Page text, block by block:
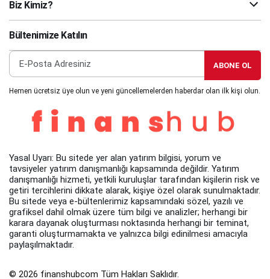
Biz Kimiz?
Bültenimize Katılın
ABONE OL
Hemen ücretsiz üye olun ve yeni güncellemelerden haberdar olan ilk kişi olun.
Yasal Uyarı: Bu sitede yer alan yatırım bilgisi, yorum ve
tavsiyeler yatırım danışmanlığı kapsamında değildir. Yatırım
danışmanlığı hizmeti, yetkili kuruluşlar tarafından kişilerin risk ve
getiri tercihlerini dikkate alarak, kişiye özel olarak sunulmaktadır.
Bu sitede veya e-bültenlerimiz kapsamındaki sözel, yazılı ve
grafiksel dahil olmak üzere tüm bilgi ve analizler; herhangi bir
karara dayanak oluşturması noktasında herhangi bir teminat,
garanti oluşturmamakta ve yalnızca bilgi edinilmesi amacıyla
paylaşılmaktadır.
© 2026 finanshubcom Tüm Hakları Saklıdır.